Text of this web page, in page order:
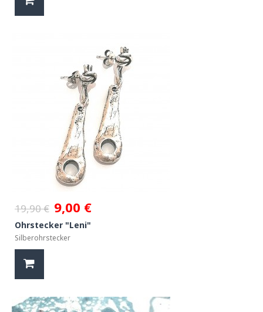
19,90 € 9,00 €
Ohrstecker "Leni"
Silberohrstecker